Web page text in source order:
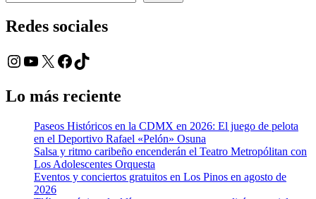
Redes sociales
Instagram
YouTube
X Facebook
TikTok
Lo más reciente
Paseos Históricos en la CDMX en 2026: El juego de pelota
en el Deportivo Rafael «Pelón» Osuna
Salsa y ritmo caribeño encenderán el Teatro Metropólitan con
Los Adolescentes Orquesta
Eventos y conciertos gratuitos en Los Pinos en agosto de
2026